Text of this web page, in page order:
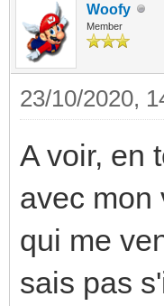
Woofy
Member
23/10/2020,
A voir, en
avec mon
qui me
sais pas